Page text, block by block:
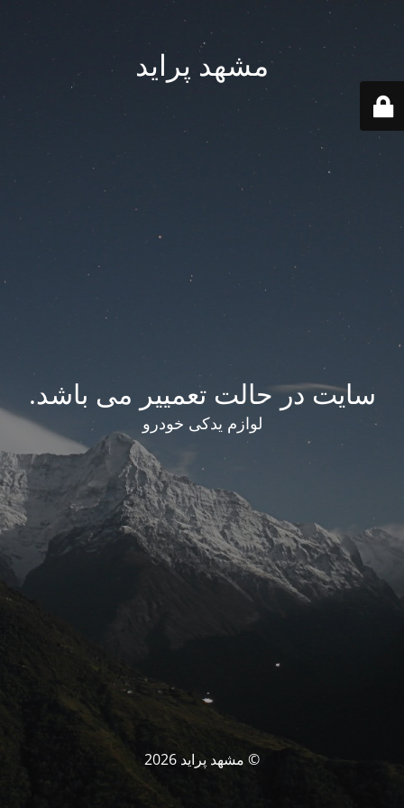
مشهد پراید
سایت در حالت تعمییر می باشد.
لوازم یدکی خودرو
© مشهد پراید 2026